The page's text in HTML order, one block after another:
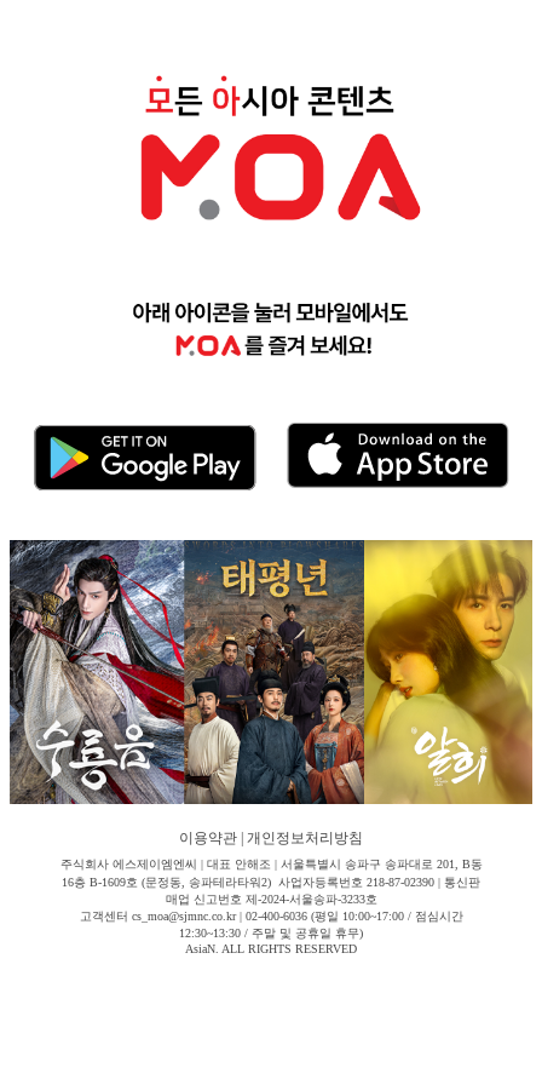
이용약관 개인정보처리방침
주식회사 에스제이엠엔씨 | 대표 안해조 | 서울특별시 송파구 송파대로 201, B동
16층 B-1609호 (문정동, 송파테라타워2) 사업자등록번호 218-87-02390 | 통신판
매업 신고번호 제-2024-서울송파-3233호
고객센터 cs_moa@sjmnc.co.kr | 02-400-6036 (평일 10:00~17:00 / 점심시간
12:30~13:30 / 주말 및 공휴일 휴무)
AsiaN. ALL RIGHTS RESERVED